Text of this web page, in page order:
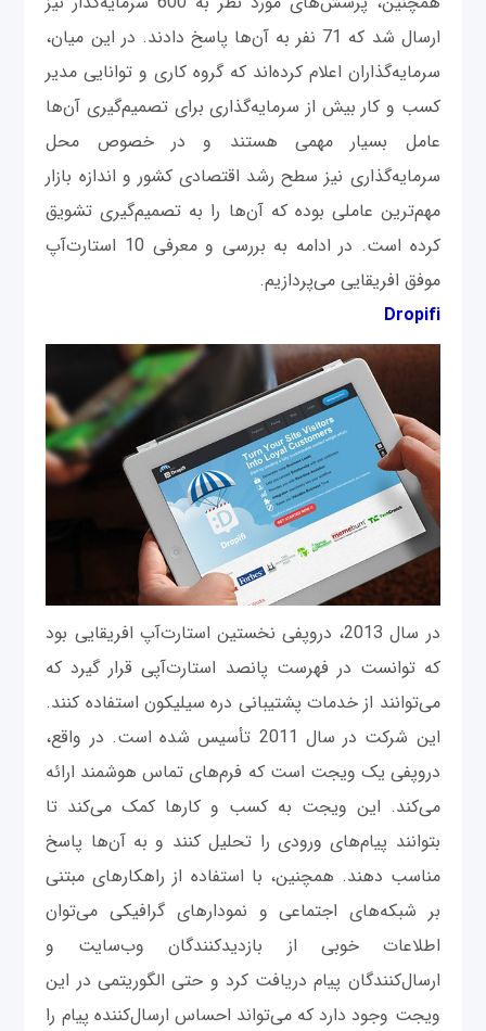
ارسال شد که 71 نفر به آن‌ها پاسخ دادند. در این میان،
سرمایه‌گذاران اعلام کرده‌اند که گروه کاری و توانایی مدیر
کسب و کار بیش از سرمایه‌گذاری برای تصمیم‌‌گیری آن‌ها
عامل بسیار مهمی هستند و در خصوص محل
سرمایه‌گذاری نیز سطح رشد اقتصادی کشور و اندازه بازار
مهم‌ترین عاملی بوده که آن‌ها را به تصمیم‌گیری تشویق
کرده است. در ادامه به بررسی و معرفی 10 استارت‌آپ
موفق افریقایی می‌پردازیم.
Dropifi
در سال 2013، دروپفی نخستین استارت‌آپ افریقایی بود
که توانست در فهرست پانصد استارت‌آپی قرار گیرد که
می‌توانند از خدمات پشتیبانی دره سیلیکون استفاده کنند.
این شرکت در سال 2011 تأسیس شده است. در واقع،
دروپفی یک ویجت است که فرم‌های تماس هوشمند ارائه
می‌کند. این ویجت به کسب‌ و کارها کمک می‌کند تا
بتوانند پیام‌های ورودی را تحلیل کنند و به آن‌ها پاسخ
مناسب دهند. همچنین، با استفاده از راهکارهای مبتنی
بر شبکه‌های اجتماعی و نمودارهای گرافیکی می‌توان
اطلاعات خوبی از بازدیدکنندگان وب‌سایت و
ارسال‌کنندگان پیام دریافت کرد و حتی الگوریتمی در این
ویجت وجود دارد که می‌تواند احساس ارسال‌کننده پیام را